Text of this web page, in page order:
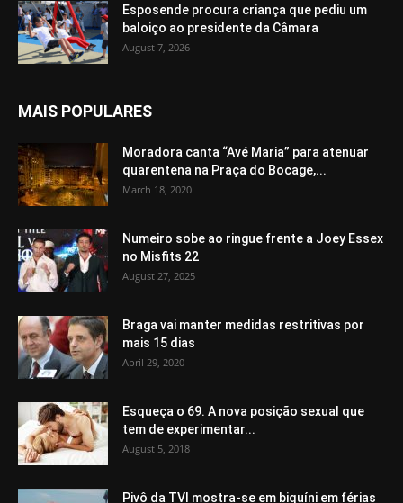
Esposende procura criança que pediu um
baloiço ao presidente da Câmara
August 7, 2026
MAIS POPULARES
Moradora canta “Avé Maria” para atenuar
quarentena na Praça do Bocage,...
March 18, 2020
Numeiro sobe ao ringue frente a Joey Essex
no Misfits 22
August 27, 2025
Braga vai manter medidas restritivas por
mais 15 dias
April 29, 2020
Esqueça o 69. A nova posição sexual que
tem de experimentar...
August 5, 2018
Pivô da TVI mostra-se em biquíni em férias